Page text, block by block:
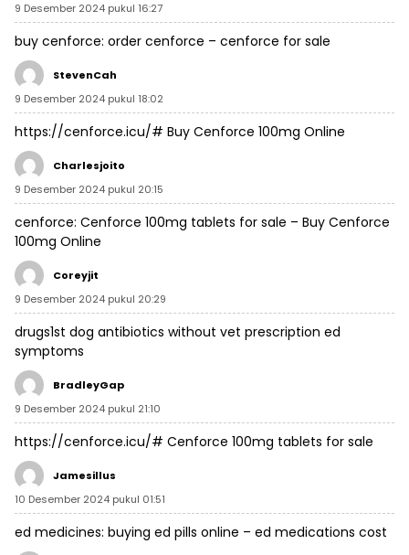
9 Desember 2024 pukul 16:27
buy cenforce: order cenforce – cenforce for sale
StevenCah
9 Desember 2024 pukul 18:02
https://cenforce.icu/# Buy Cenforce 100mg Online
Charlesjoito
9 Desember 2024 pukul 20:15
cenforce: Cenforce 100mg tablets for sale – Buy Cenforce
100mg Online
Coreyjit
9 Desember 2024 pukul 20:29
drugs1st dog antibiotics without vet prescription ed
symptoms
BradleyGap
9 Desember 2024 pukul 21:10
https://cenforce.icu/# Cenforce 100mg tablets for sale
Jamesillus
10 Desember 2024 pukul 01:51
ed medicines: buying ed pills online – ed medications cost